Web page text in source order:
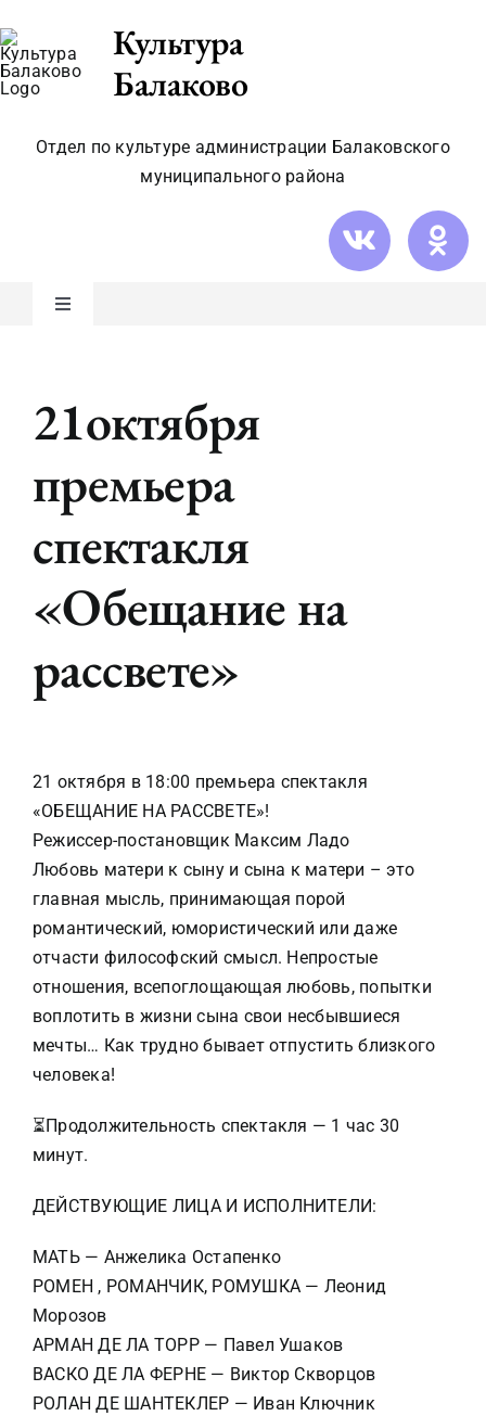
to
content
Культура
Балаково
Отдел по культуре администрации Балаковского
муниципального района
Toggle
Видео/фото
Афиша на месяц
21октября
премьера
спектакля
«Обещание на
рассвете»
Larger
Image
21 октября в 18:00 премьера спектакля
«ОБЕЩАНИЕ НА РАССВЕТЕ»!
Режиссер-постановщик Максим Ладо
Любовь матери к сыну и сына к матери – это
главная мысль, принимающая порой
романтический, юмористический или даже
отчасти философский смысл. Непростые
отношения, всепоглощающая любовь, попытки
воплотить в жизни сына свои несбывшиеся
мечты… Как трудно бывает отпустить близкого
человека!
⏳Продолжительность спектакля — 1 час 30
минут.
ДЕЙСТВУЮЩИЕ ЛИЦА И ИСПОЛНИТЕЛИ:
МАТЬ — Анжелика Остапенко
РОМЕН , РОМАНЧИК, РОМУШКА — Леонид
Морозов
АРМАН ДЕ ЛА ТОРР — Павел Ушаков
ВАСКО ДЕ ЛА ФЕРНЕ — Виктор Скворцов
РОЛАН ДЕ ШАНТЕКЛЕР — Иван Ключник